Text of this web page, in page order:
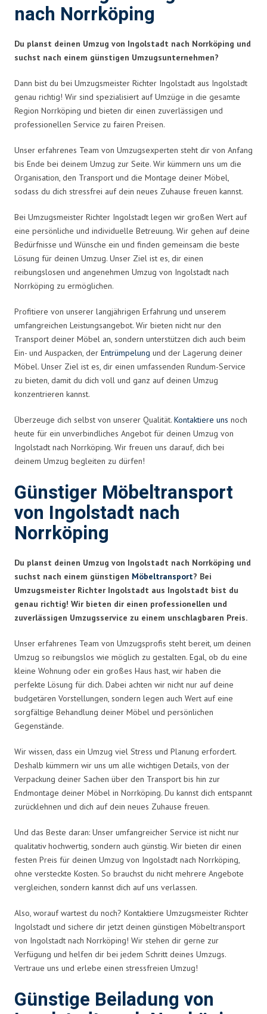
nach Norrköping
Du planst deinen Umzug von Ingolstadt nach Norrköping und
suchst nach einem günstigen Umzugsunternehmen?
Dann bist du bei Umzugsmeister Richter Ingolstadt aus Ingolstadt
genau richtig! Wir sind spezialisiert auf Umzüge in die gesamte
Region Norrköping und bieten dir einen zuverlässigen und
professionellen Service zu fairen Preisen.
Unser erfahrenes Team von Umzugsexperten steht dir von Anfang
bis Ende bei deinem Umzug zur Seite. Wir kümmern uns um die
Organisation, den Transport und die Montage deiner Möbel,
sodass du dich stressfrei auf dein neues Zuhause freuen kannst.
Bei Umzugsmeister Richter Ingolstadt legen wir großen Wert auf
eine persönliche und individuelle Betreuung. Wir gehen auf deine
Bedürfnisse und Wünsche ein und finden gemeinsam die beste
Lösung für deinen Umzug. Unser Ziel ist es, dir einen
reibungslosen und angenehmen Umzug von Ingolstadt nach
Norrköping zu ermöglichen.
Profitiere von unserer langjährigen Erfahrung und unserem
umfangreichen Leistungsangebot. Wir bieten nicht nur den
Transport deiner Möbel an, sondern unterstützen dich auch beim
Ein- und Auspacken, der Entrümpelung und der Lagerung deiner
Möbel. Unser Ziel ist es, dir einen umfassenden Rundum-Service
zu bieten, damit du dich voll und ganz auf deinen Umzug
konzentrieren kannst.
Überzeuge dich selbst von unserer Qualität. Kontaktiere uns noch
heute für ein unverbindliches Angebot für deinen Umzug von
Ingolstadt nach Norrköping. Wir freuen uns darauf, dich bei
deinem Umzug begleiten zu dürfen!
Günstiger Möbeltransport
von Ingolstadt nach
Norrköping
Du planst deinen Umzug von Ingolstadt nach Norrköping und
suchst nach einem günstigen Möbeltransport? Bei
Umzugsmeister Richter Ingolstadt aus Ingolstadt bist du
genau richtig! Wir bieten dir einen professionellen und
zuverlässigen Umzugsservice zu einem unschlagbaren Preis.
Unser erfahrenes Team von Umzugsprofis steht bereit, um deinen
Umzug so reibungslos wie möglich zu gestalten. Egal, ob du eine
kleine Wohnung oder ein großes Haus hast, wir haben die
perfekte Lösung für dich. Dabei achten wir nicht nur auf deine
budgetären Vorstellungen, sondern legen auch Wert auf eine
sorgfältige Behandlung deiner Möbel und persönlichen
Gegenstände.
Wir wissen, dass ein Umzug viel Stress und Planung erfordert.
Deshalb kümmern wir uns um alle wichtigen Details, von der
Verpackung deiner Sachen über den Transport bis hin zur
Endmontage deiner Möbel in Norrköping. Du kannst dich entspannt
zurücklehnen und dich auf dein neues Zuhause freuen.
Und das Beste daran: Unser umfangreicher Service ist nicht nur
qualitativ hochwertig, sondern auch günstig. Wir bieten dir einen
festen Preis für deinen Umzug von Ingolstadt nach Norrköping,
ohne versteckte Kosten. So brauchst du nicht mehrere Angebote
vergleichen, sondern kannst dich auf uns verlassen.
Also, worauf wartest du noch? Kontaktiere Umzugsmeister Richter
Ingolstadt und sichere dir jetzt deinen günstigen Möbeltransport
von Ingolstadt nach Norrköping! Wir stehen dir gerne zur
Verfügung und helfen dir bei jedem Schritt deines Umzugs.
Vertraue uns und erlebe einen stressfreien Umzug!
Günstige Beiladung von